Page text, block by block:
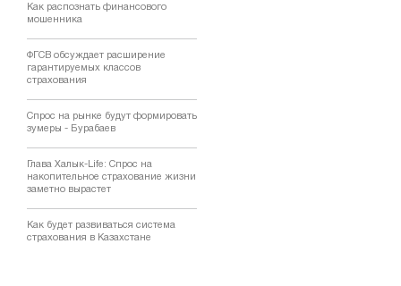
Как распознать финансового
мошенника
ФГСВ обсуждает расширение
гарантируемых классов
страхования
Спрос на рынке будут формировать
зумеры - Бурабаев
Глава Халык-Life: Спрос на
накопительное страхование жизни
заметно вырастет
Как будет развиваться система
страхования в Казахстане